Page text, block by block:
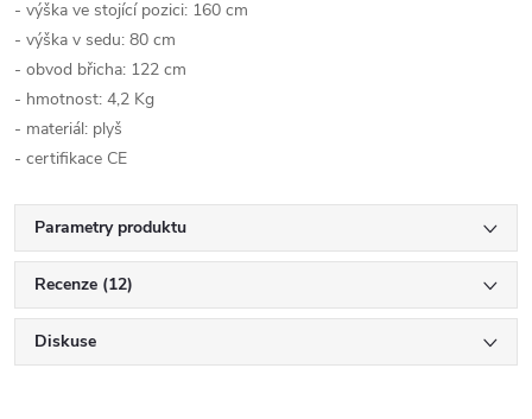
- výška ve stojící pozici: 160 cm
- výška v sedu: 80 cm
- obvod břicha: 122 cm
- hmotnost: 4,2 Kg
- materiál: plyš
- certifikace CE
Parametry produktu
Recenze (12)
Diskuse